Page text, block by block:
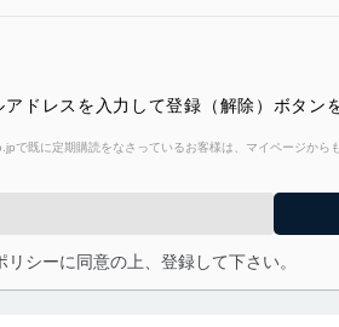
ドレスを入力して登録（解除）ボタン
既に定期購読をなさっているお客様は、マイページから
シーに同意の上、登録して下さい。